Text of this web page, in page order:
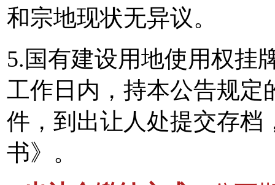
和宗地现状无异议。
5.国有建设用地使用权挂
工作日内，持本公告规定
件，到出让人处提交存档
书》。